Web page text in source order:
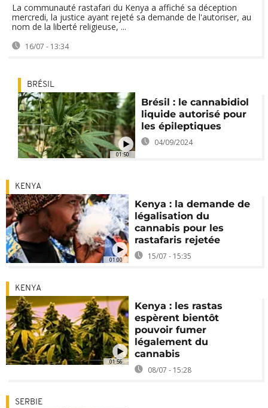
La communauté rastafari du Kenya a affiché sa déception
mercredi, la justice ayant rejeté sa demande de l'autoriser, au
nom de la liberté religieuse, ...
16/07 - 13:34
01:50
BRÉSIL
Brésil : le cannabidiol
liquide autorisé pour
les épileptiques
04/09/2024
01:00
KENYA
Kenya : la demande de
légalisation du
cannabis pour les
rastafaris rejetée
15/07 - 15:35
01:56
KENYA
Kenya : les rastas
espèrent bientôt
pouvoir fumer
légalement du
cannabis
08/07 - 15:28
SERBIE